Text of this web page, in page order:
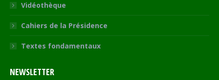
Vidéothèque
Cahiers de la Présidence
Textes fondamentaux
NEWSLETTER